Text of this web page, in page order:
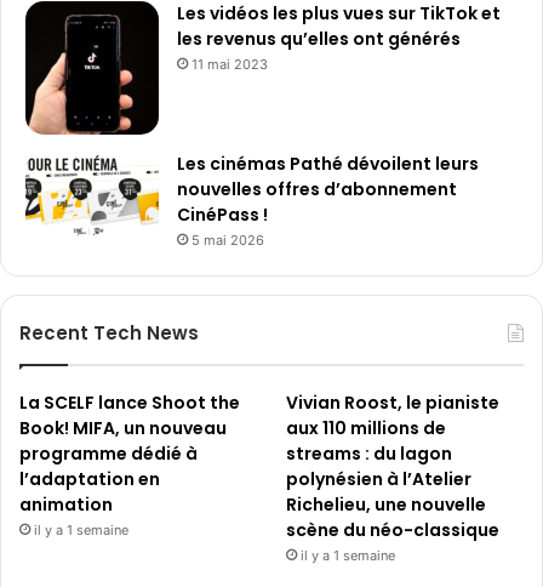
Les vidéos les plus vues sur TikTok et
les revenus qu’elles ont générés
11 mai 2023
Les cinémas Pathé dévoilent leurs
nouvelles offres d’abonnement
CinéPass !
5 mai 2026
Recent Tech News
La SCELF lance Shoot the
Book! MIFA, un nouveau
programme dédié à
l’adaptation en
animation
il y a 1 semaine
Vivian Roost, le pianiste
aux 110 millions de
streams : du lagon
polynésien à l’Atelier
Richelieu, une nouvelle
scène du néo-classique
il y a 1 semaine